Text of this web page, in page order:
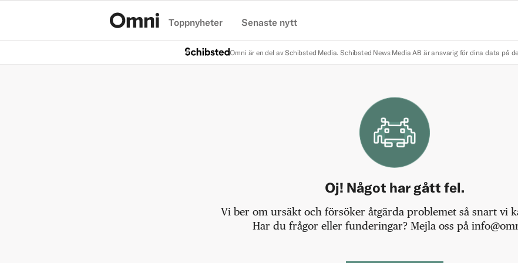
Toppnyheter Senaste nytt
Omni är en del av Schibsted Media. Schibsted News Media AB är ansvarig för dina data på
Oj! Något har gått fel.
Vi ber om ursäkt och försöker åtgärda problemet så snart vi
Har du frågor eller funderingar? Mejla oss på